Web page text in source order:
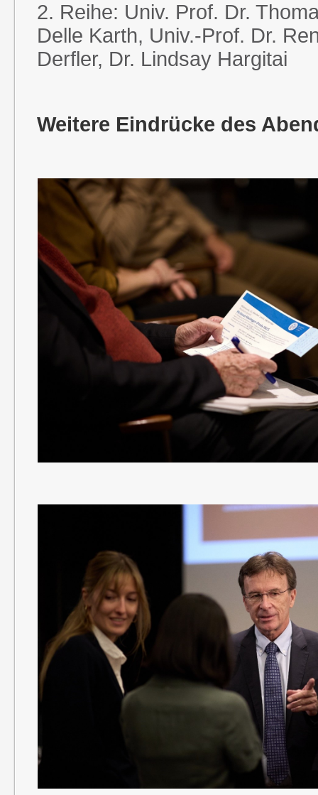
2. Reihe: Univ. Prof. Dr.
Delle Karth, Univ.-Prof. Dr.
Derfler, Dr. Lindsay Hargitai
Weitere Eindrücke des